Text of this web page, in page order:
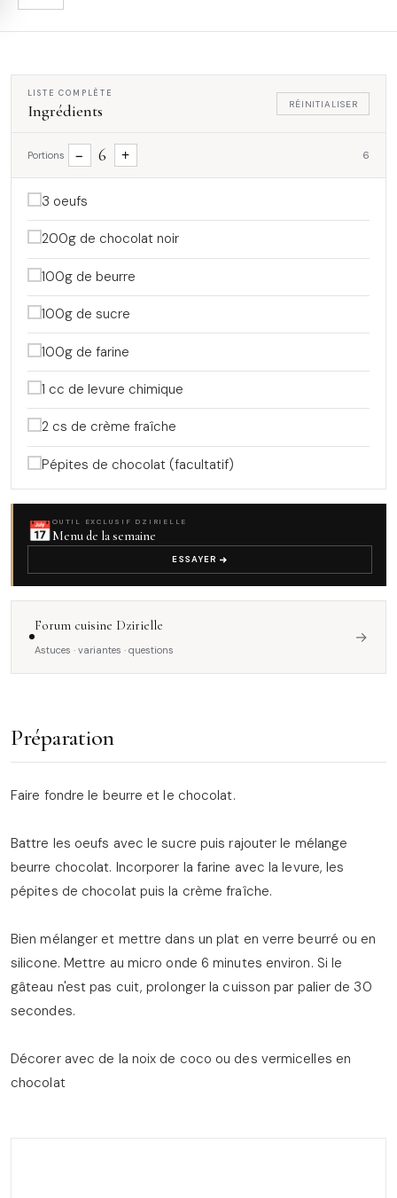
LISTE COMPLÈTE
Ingrédients RÉINITIALISER
Portions − 6 + 6
3 oeufs
200g de chocolat noir
100g de beurre
100g de sucre
100g de farine
1 cc de levure chimique
2 cs de crème fraîche
Pépites de chocolat (facultatif)
📅 OUTIL EXCLUSIF DZIRIELLE
Menu de la semaine
ESSAYER
Forum cuisine Dzirielle
Astuces · variantes · questions
→
Préparation
Faire fondre le beurre et le chocolat.
Battre les oeufs avec le sucre puis rajouter le mélange
beurre chocolat. Incorporer la farine avec la levure, les
pépites de chocolat puis la crème fraîche.
Bien mélanger et mettre dans un plat en verre beurré ou en
silicone. Mettre au micro onde 6 minutes environ. Si le
gâteau n'est pas cuit, prolonger la cuisson par palier de 30
secondes.
Décorer avec de la noix de coco ou des vermicelles en
chocolat